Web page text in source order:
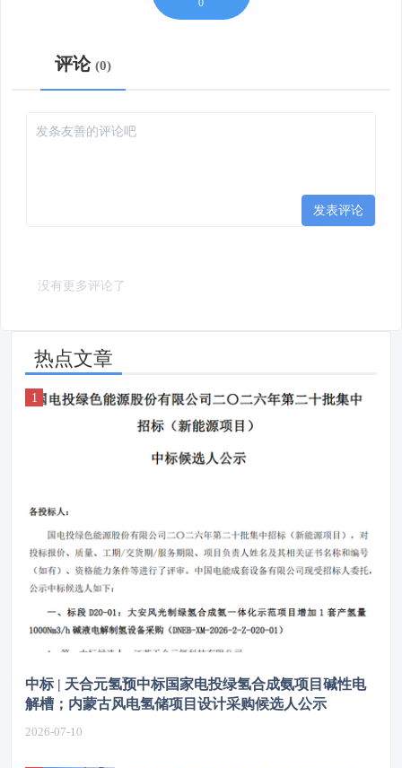
0
评论 0
发表评论
没有更多评论了
热点文章
中标 | 天合元氢预中标国家电投绿氢合成氨项目碱性电
解槽；内蒙古风电氢储项目设计采购候选人公示
2026-07-10